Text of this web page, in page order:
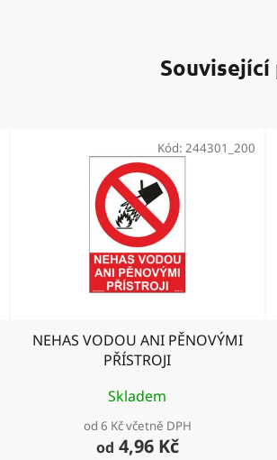
NEHAS VODOU ANI PĚNOVÝMI
PŘÍSTROJI
Skladem
od 6 Kč včetně DPH
od 4,96 Kč
Kód: 244301_200